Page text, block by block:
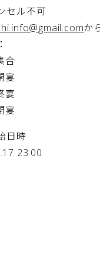
セル不可
か
合
宴
宴
宴
日時
23:00